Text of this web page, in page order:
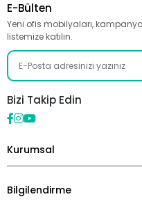
E-Bülten
Yeni ofis mobilyaları,
listemize katılın.
Bizi Takip Edin
Kurumsal
Bilgilendirme